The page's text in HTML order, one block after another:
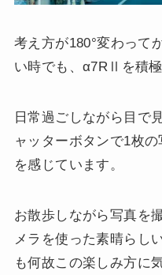
考え方が180°変わって
い時でも、α7RⅡを積極
日常過ごしながら目で
ャッターボタンで1枚
を感じています。
お散歩しながら写真を
メラを使った素晴らし
も何故この楽しみ方に